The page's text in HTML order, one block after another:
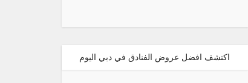
اكتشف افضل عروض الفنادق في دبي اليوم